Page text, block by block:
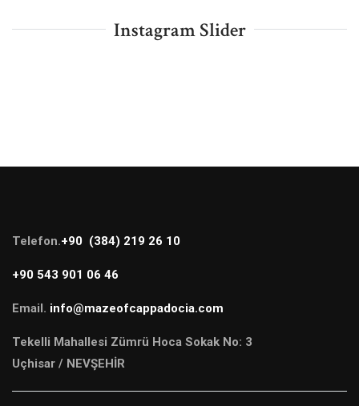
Instagram Slider
Telefon.+90 (384) 219 26 10
+90 543 901 06 46
Email. info@mazeofcappadocia.com
Tekelli Mahallesi Zümrü Hoca Sokak No: 3
Uçhisar / NEVŞEHİR